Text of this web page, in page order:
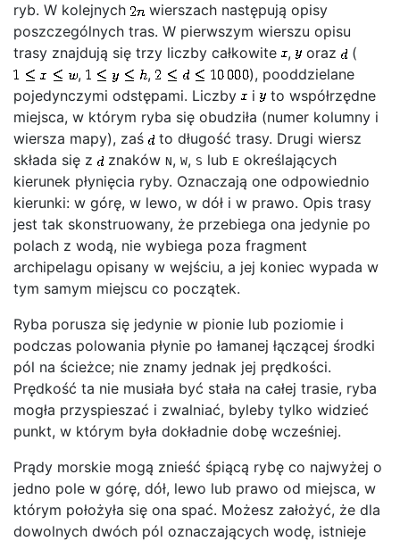
ryb. W kolejnych
wierszach następują opisy
poszczególnych tras. W pierwszym wierszu opisu
trasy znajdują się trzy liczby całkowite
, oraz
(
,
,
), pooddzielane
pojedynczymi odstępami. Liczby
i
to współrzędne
miejsca, w którym ryba się obudziła (numer kolumny i
wiersza mapy), zaś
to długość trasy. Drugi wiersz
składa się z
znaków N, W, S lub E określających
kierunek płynięcia ryby. Oznaczają one odpowiednio
kierunki: w górę, w lewo, w dół i w prawo. Opis trasy
jest tak skonstruowany, że przebiega ona jedynie po
polach z wodą, nie wybiega poza fragment
archipelagu opisany w wejściu, a jej koniec wypada w
tym samym miejscu co początek.
Ryba porusza się jedynie w pionie lub poziomie i
podczas polowania płynie po łamanej łączącej środki
pól na ścieżce; nie znamy jednak jej prędkości.
Prędkość ta nie musiała być stała na całej trasie, ryba
mogła przyspieszać i zwalniać, byleby tylko widzieć
punkt, w którym była dokładnie dobę wcześniej.
Prądy morskie mogą znieść śpiącą rybę co najwyżej o
jedno pole w górę, dół, lewo lub prawo od miejsca, w
którym położyła się ona spać. Możesz założyć, że dla
dowolnych dwóch pól oznaczających wodę, istnieje